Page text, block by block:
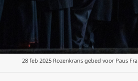
28 feb 2025 Rozenkrans gebed voor Paus